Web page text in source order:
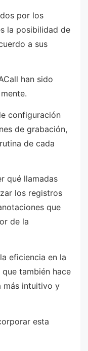
por los
la posibilidad de
a sus
han sido
configuración
de grabación,
de cada
qué llamadas
los registros
que
de la
eficiencia en la
también hace
más intuitivo y
esta